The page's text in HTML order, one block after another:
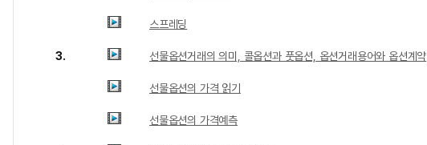
스프레딩
3. 선물옵션거래의 의미, 콜옵션과 풋옵션, 옵션거래용어와 옵션계약
선물옵션의 가격 읽기
선물옵션의 가격예측